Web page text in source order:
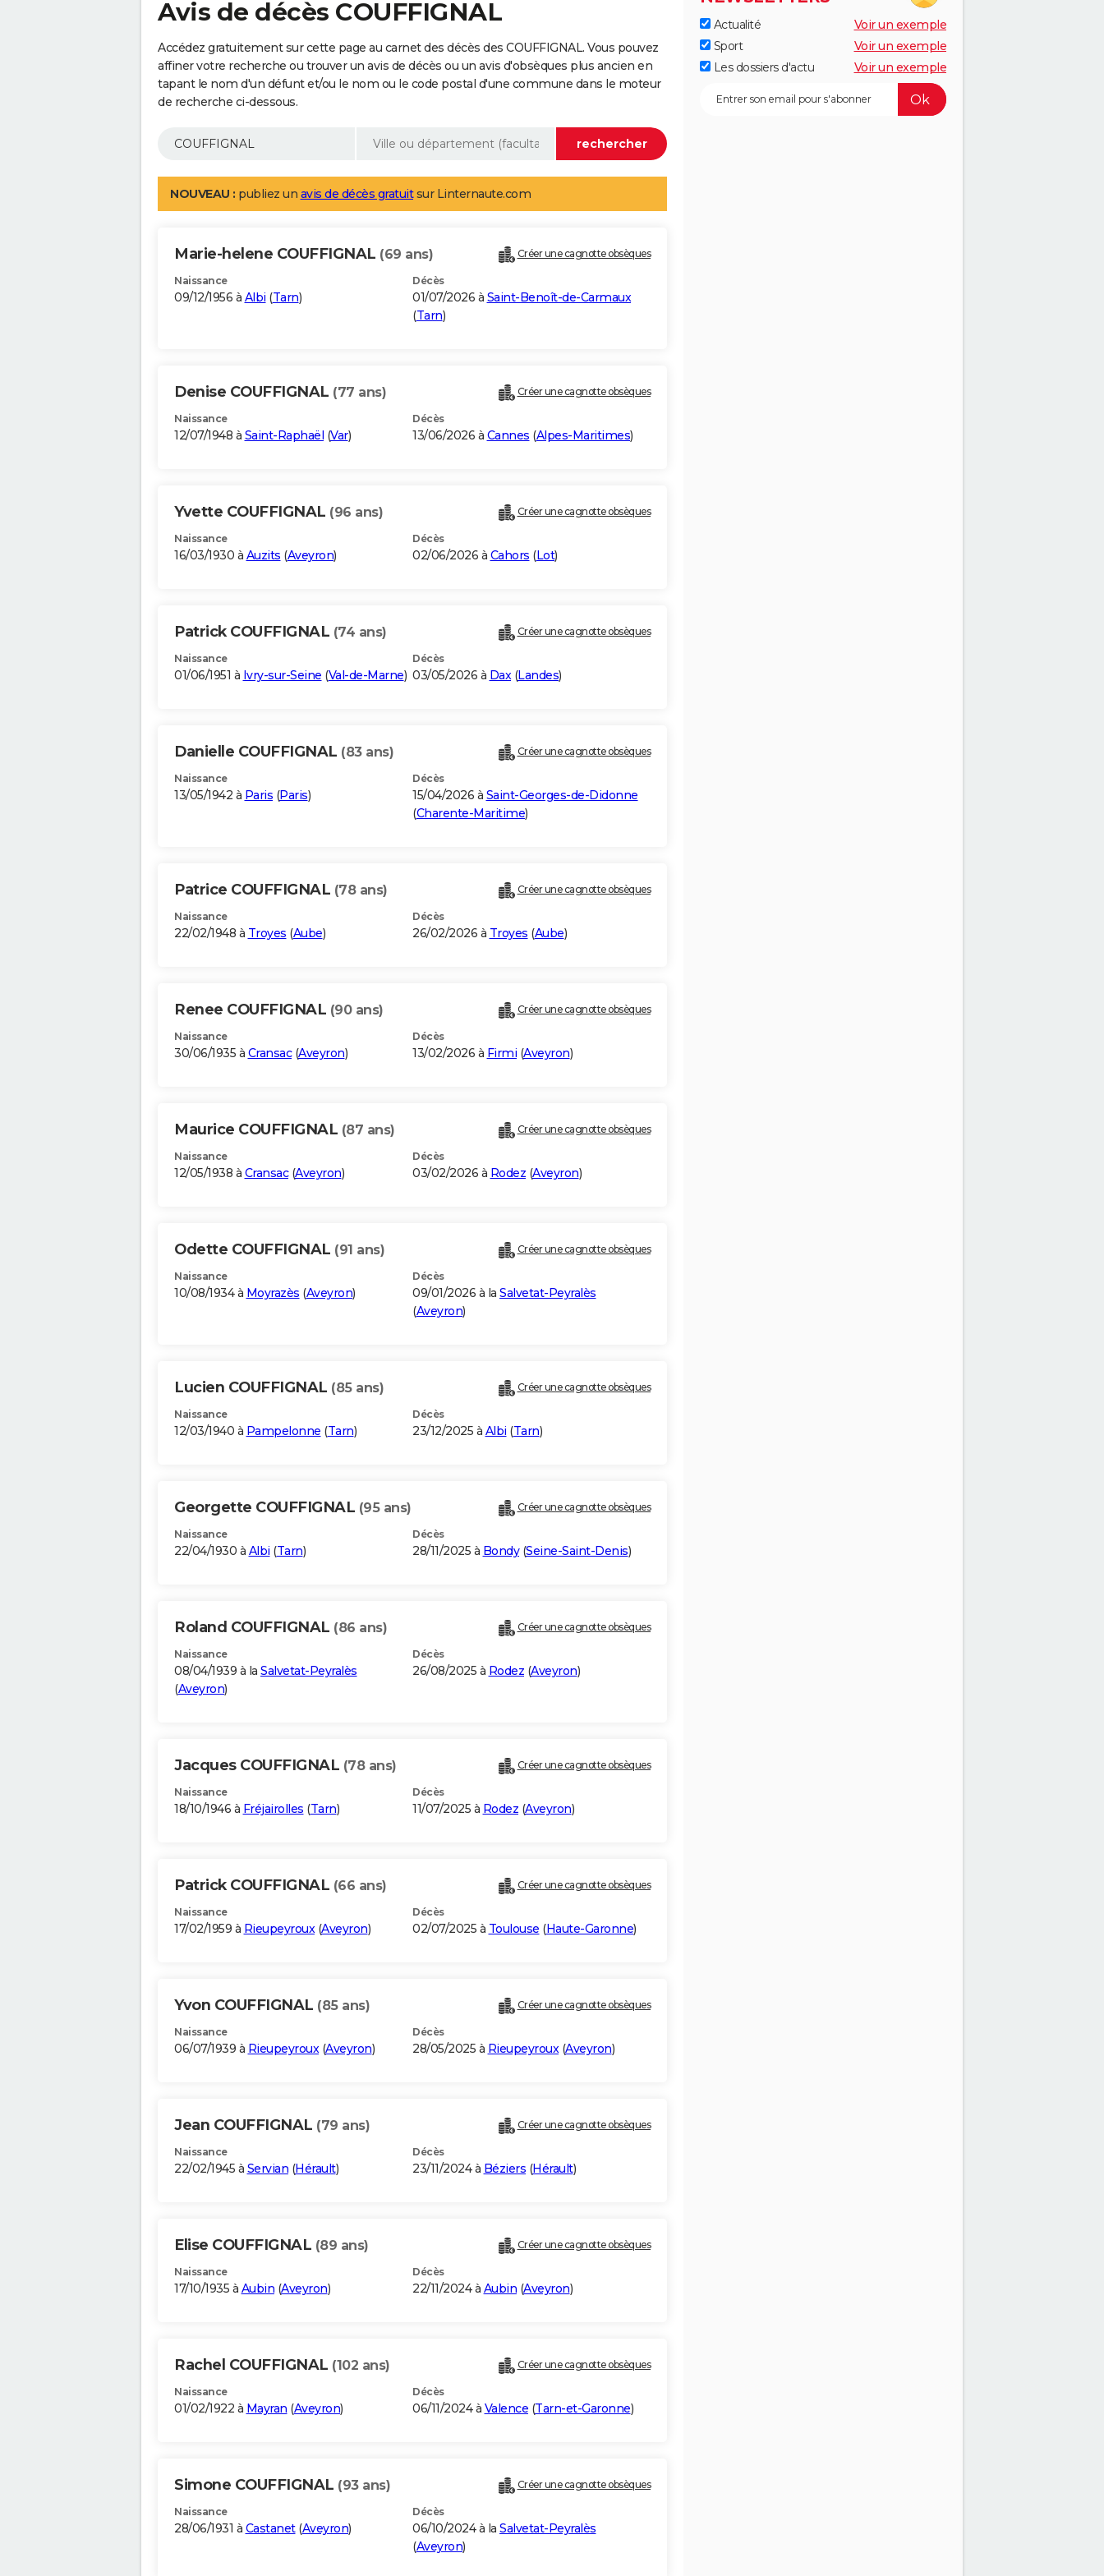
Avis de décès COUFFIGNAL
Accédez gratuitement sur cette page au carnet des décès des COUFFIGNAL. Vous pouvez
affiner votre recherche ou trouver un avis de décès ou un avis d'obsèques plus ancien en
tapant le nom d'un défunt et/ou le nom ou le code postal d'une commune dans le moteur
de recherche ci-dessous.
NOUVEAU : publiez un avis de décès gratuitsur Linternaute.com
Marie-helene COUFFIGNAL (69 ans) Créer une cagnotte obsèques
Naissance
09/12/1956 à Albi (Tarn)
Décès
01/07/2026 à Saint-Benoît-de-Carmaux
(Tarn)
Denise COUFFIGNAL (77 ans) Créer une cagnotte obsèques
Naissance
12/07/1948 à Saint-Raphaël (Var)
Décès
13/06/2026 à Cannes (Alpes-Maritimes)
Yvette COUFFIGNAL (96 ans) Créer une cagnotte obsèques
Naissance
16/03/1930 à Auzits (Aveyron)
Décès
02/06/2026 à Cahors (Lot)
Patrick COUFFIGNAL (74 ans) Créer une cagnotte obsèques
Naissance
01/06/1951 à Ivry-sur-Seine (Val-de-Marne)
Décès
03/05/2026 à Dax(Landes)
Danielle COUFFIGNAL (83 ans) Créer une cagnotte obsèques
Naissance
13/05/1942 à Paris (Paris)
Décès
15/04/2026 à Saint-Georges-de-Didonne
(Charente-Maritime)
Patrice COUFFIGNAL (78 ans) Créer une cagnotte obsèques
Naissance
22/02/1948 à Troyes (Aube)
Décès
26/02/2026 à Troyes (Aube)
Renee COUFFIGNAL (90 ans) Créer une cagnotte obsèques
Naissance
30/06/1935 à Cransac(Aveyron)
Décès
13/02/2026 à Firmi (Aveyron)
Maurice COUFFIGNAL (87 ans) Créer une cagnotte obsèques
Naissance
12/05/1938 à Cransac(Aveyron)
Décès
03/02/2026 à Rodez (Aveyron)
Odette COUFFIGNAL (91 ans) Créer une cagnotte obsèques
Naissance
10/08/1934 à Moyrazès (Aveyron)
Décès
09/01/2026 à la Salvetat-Peyralès
(Aveyron)
Lucien COUFFIGNAL (85 ans) Créer une cagnotte obsèques
Naissance
12/03/1940 à Pampelonne (Tarn)
Décès
23/12/2025 à Albi (Tarn)
Georgette COUFFIGNAL (95 ans) Créer une cagnotte obsèques
Naissance
22/04/1930 à Albi (Tarn)
Décès
28/11/2025 à Bondy(Seine-Saint-Denis)
Roland COUFFIGNAL (86 ans) Créer une cagnotte obsèques
Naissance
08/04/1939 à la Salvetat-Peyralès
(Aveyron)
Décès
26/08/2025 à Rodez (Aveyron)
Jacques COUFFIGNAL (78 ans) Créer une cagnotte obsèques
Naissance
18/10/1946 à Fréjairolles (Tarn)
Décès
11/07/2025 à Rodez (Aveyron)
Patrick COUFFIGNAL (66 ans) Créer une cagnotte obsèques
Naissance
17/02/1959 à Rieupeyroux(Aveyron)
Décès
02/07/2025 à Toulouse (Haute-Garonne)
Yvon COUFFIGNAL (85 ans) Créer une cagnotte obsèques
Naissance
06/07/1939 à Rieupeyroux(Aveyron)
Décès
28/05/2025 à Rieupeyroux(Aveyron)
Jean COUFFIGNAL (79 ans) Créer une cagnotte obsèques
Naissance
22/02/1945 à Servian (Hérault)
Décès
23/11/2024 à Béziers (Hérault)
Elise COUFFIGNAL (89 ans) Créer une cagnotte obsèques
Naissance
17/10/1935 à Aubin (Aveyron)
Décès
22/11/2024 à Aubin (Aveyron)
Rachel COUFFIGNAL (102 ans) Créer une cagnotte obsèques
Naissance
01/02/1922 à Mayran (Aveyron)
Décès
06/11/2024 à Valence (Tarn-et-Garonne)
Simone COUFFIGNAL (93 ans) Créer une cagnotte obsèques
Naissance
28/06/1931 à Castanet(Aveyron)
Décès
06/10/2024 à la Salvetat-Peyralès
(Aveyron)
Actualité
Voir un exemple
Sport
Voir un exemple
Les dossiers d'actu
Voir un exemple